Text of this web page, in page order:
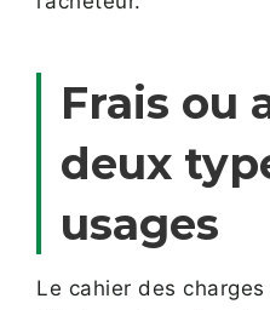
Frais ou
deux
usages
Le cahier des